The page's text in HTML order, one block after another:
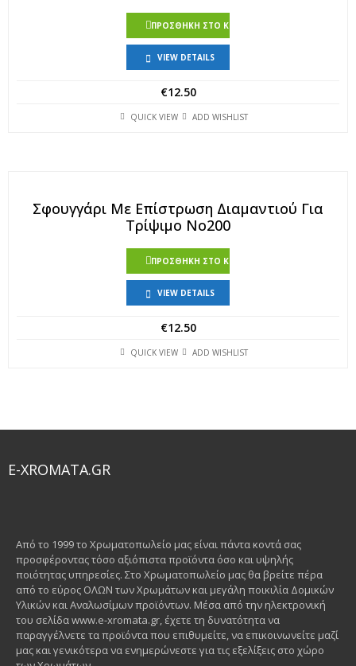
ΠΡΟΣΘΉΚΗ ΣΤΟ ΚΑΛΆΘΙ
VIEW DETAILS
€12.50
QUICK VIEW ADD WISHLIST
Σφουγγάρι Με Επίστρωση Διαμαντιού Για
Τρίψιμο Νο200
ΠΡΟΣΘΉΚΗ ΣΤΟ ΚΑΛΆΘΙ
VIEW DETAILS
€12.50
QUICK VIEW ADD WISHLIST
E-XROMATA.GR
Από το 1999 το Χρωματοπωλείο μας είναι πάντα κοντά σας
προσφέροντας τόσο αξιόπιστα προϊόντα όσο και υψηλής
ποιότητας υπηρεσίες. Στο Χρωματοπωλείο μας θα βρείτε πέρα
από το εύρος ΟΛΩΝ των Χρωμάτων και μεγάλη ποικιλία Δομικών
Υλικών και Αναλωσίμων προϊόντων. Μέσα από την ηλεκτρονική
του σελίδα www.e-xromata.gr, έχετε τη δυνατότητα να
παραγγέλνετε τα προϊόντα που επιθυμείτε, να επικοινωνείτε μαζί
μας και γενικότερα να ενημερώνεστε για τις εξελίξεις στο χώρο